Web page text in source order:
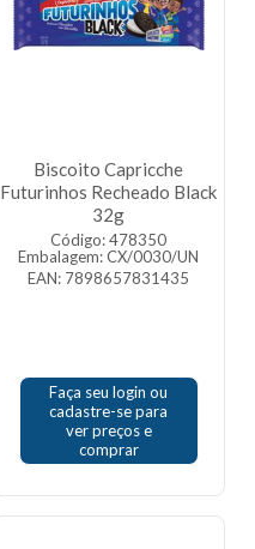
Biscoito Capricche
Futurinhos Recheado Black
32g
Código: 478350
Embalagem: CX/0030/UN
EAN: 7898657831435
Faça seu login ou
cadastre-se para
ver preços e
comprar